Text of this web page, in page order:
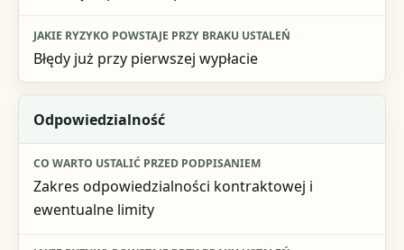
Błędy już przy pierwszej wypłacie
Odpowiedzialność
Zakres odpowiedzialności kontraktowej i
ewentualne limity